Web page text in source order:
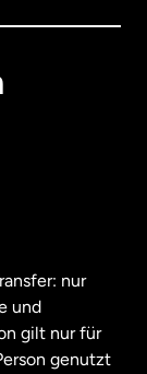
nur
und
gilt nur für
genutzt